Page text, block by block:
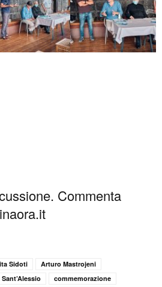
Commenta
Sidoti
Arturo Mastrojeni
commemorazione